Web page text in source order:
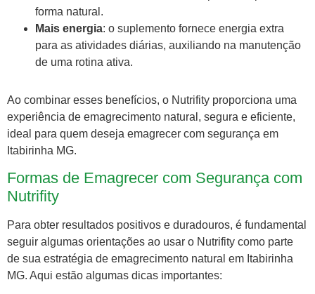
forma natural.
Mais energia: o suplemento fornece energia extra
para as atividades diárias, auxiliando na manutenção
de uma rotina ativa.
Ao combinar esses benefícios, o Nutrifity proporciona uma
experiência de emagrecimento natural, segura e eficiente,
ideal para quem deseja emagrecer com segurança em
Itabirinha MG.
Formas de Emagrecer com Segurança com
Nutrifity
Para obter resultados positivos e duradouros, é fundamental
seguir algumas orientações ao usar o Nutrifity como parte
de sua estratégia de emagrecimento natural em Itabirinha
MG. Aqui estão algumas dicas importantes: